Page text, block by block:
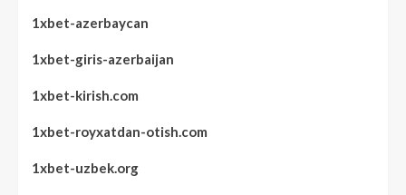
1xbet-azerbaycan
1xbet-giris-azerbaijan
1xbet-kirish.com
1xbet-royxatdan-otish.com
1xbet-uzbek.org